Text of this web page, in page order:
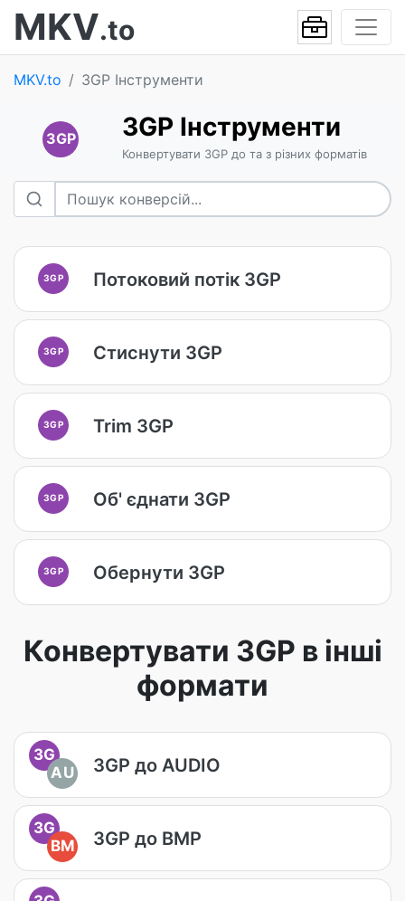
MKV.to
MKV.to 3GP Інструменти
3GP 3GP Інструменти
Конвертувати 3GP до та з різних форматів
3GP Потоковий потік 3GP
3GP Стиснути 3GP
3GP Trim 3GP
3GP Об' єднати 3GP
3GP Обернути 3GP
Конвертувати 3GP в інші
формати
3G
AU
3GP до AUDIO
3G
BM
3GP до BMP